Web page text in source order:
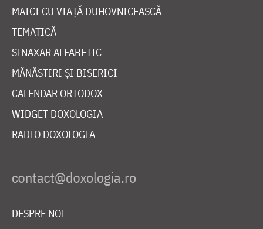
MAICI CU VIAȚĂ DUHOVNICEASCĂ
TEMATICĂ
SINAXAR ALFABETIC
MĂNĂSTIRI ȘI BISERICI
CALENDAR ORTODOX
WIDGET DOXOLOGIA
RADIO DOXOLOGIA
DESPRE NOI